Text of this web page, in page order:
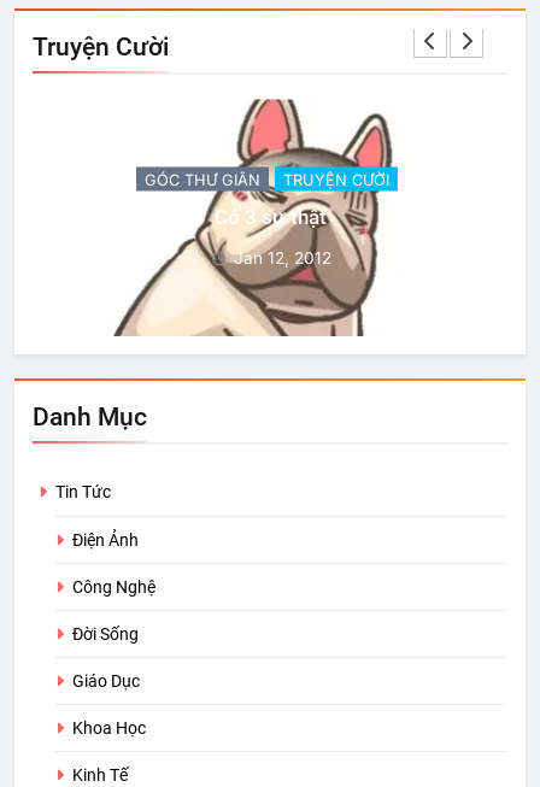
Truyện Cười
GÓC THƯ GIÃN TRUYỆN CƯỜI
Có 3 sự thật
Jan 12, 2012
Danh Mục
Tin Tức
Điện Ảnh
Công Nghệ
Đời Sống
Giáo Dục
Khoa Học
Kinh Tế